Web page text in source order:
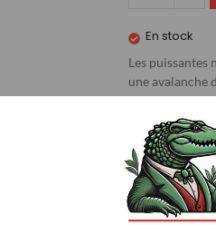
En stock
Les puissantes
une avalanche